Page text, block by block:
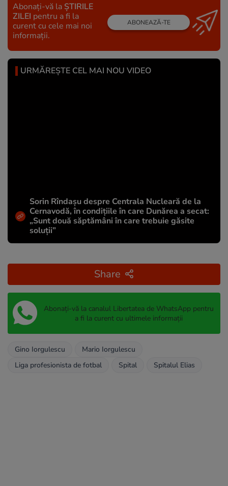
Abonați-vă la ȘTIRILE
ZILEI pentru a fi la
curent cu cele mai noi
informații.
ABONEAZĂ-TE
URMĂREȘTE CEL MAI NOU VIDEO
Sorin Rîndașu despre Centrala Nucleară de la
Cernavodă, în condițiile în care Dunărea a secat:
„Sunt două săptămâni în care trebuie găsite
soluții”
Share
Abonați-vă la canalul Libertatea de WhatsApp pentru
a fi la curent cu ultimele informații
Gino Iorgulescu
Mario Iorgulescu
Liga profesionista de fotbal
Spital Spitalul Elias